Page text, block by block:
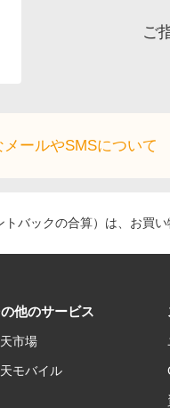
ご
メールやSMSについて
バックの合算）は、お買
他のサービス
市場
モバイル